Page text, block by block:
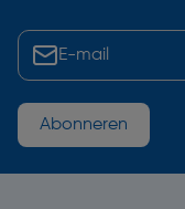
Abonneren